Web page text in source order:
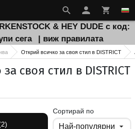
& HEY DUDE с код:
сега
| виж правилата
Открий всичко за своя стил в DISTRICT
своя стил в DISTRICT
Сортирай по